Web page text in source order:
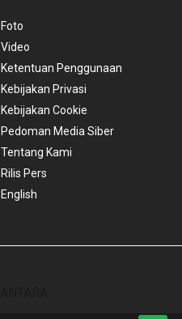
Foto
Video
Ketentuan Penggunaan
Kebijakan Privasi
Kebijakan Cookie
Pedoman Media Siber
Tentang Kami
Rilis Pers
English